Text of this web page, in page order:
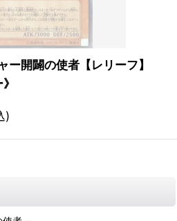
ー開闢の使者【レリーフ】
)